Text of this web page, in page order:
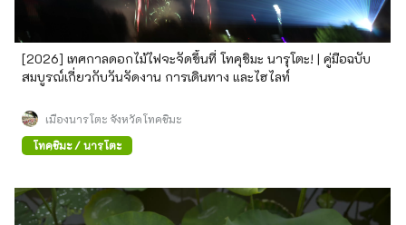
[2026] เทศกาลดอกไม้ไฟจะจัดขึ้นที่ โทคุชิมะ นารุโตะ! | คู่มือฉบับ
สมบูรณ์เกี่ยวกับวันจัดงาน การเดินทาง และไฮไลท์
เมืองนารุโตะ จังหวัดโทคุชิมะ
โทคุชิมะ / นารุโตะ